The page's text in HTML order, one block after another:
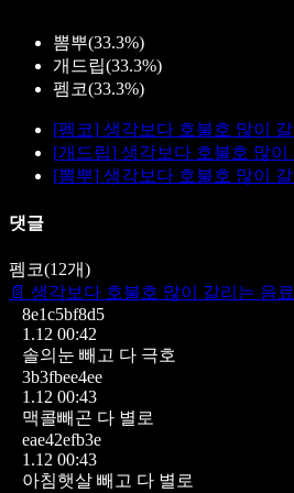
뽐뿌(33.3%)
개드립(33.3%)
펨코(33.3%)
[펨코] 생각보다 호불호 많이
[개드립] 생각보다 호불호 많
[뽐뿌] 생각보다 호불호 많이
댓글
펨코(12개)
📄 생각보다 호불호 많이 갈리는 음
8e1c5bf8d5
1.12 00:42
솔의눈 빼고 다 극호
3b3fbee4ee
1.12 00:43
맥콜빼곤 다 별로
eae42efb3e
1.12 00:43
아침햇살 빼고 다 별로